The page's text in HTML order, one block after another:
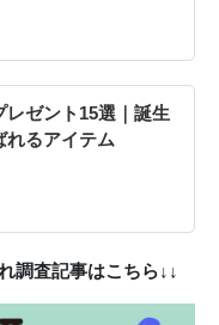
レゼント15選｜誕生
れるアイテム
調査記事はこちら↓↓